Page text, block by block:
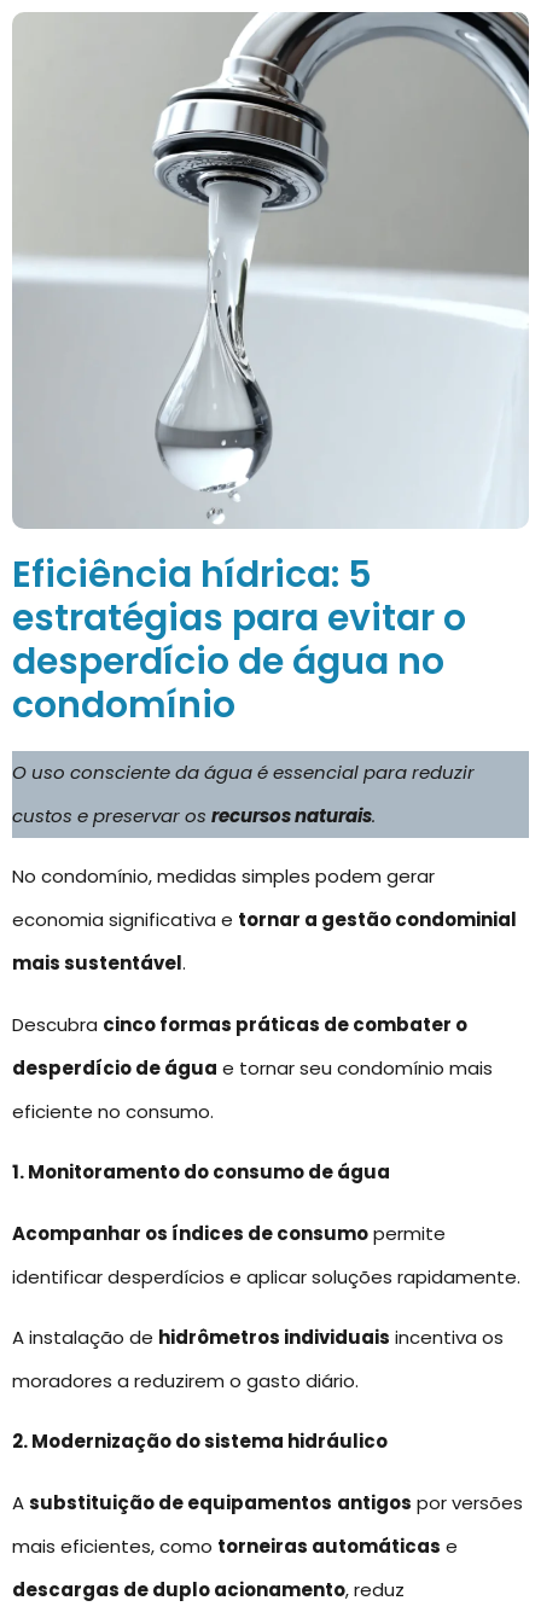
Eficiência hídrica: 5
estratégias para evitar o
desperdício de água no
condomínio
O uso consciente da água é essencial para reduzir
custos e preservar os recursos naturais.
No condomínio, medidas simples podem gerar
economia significativa e tornar a gestão condominial
mais sustentável.
Descubra cinco formas práticas de combater o
desperdício de água e tornar seu condomínio mais
eficiente no consumo.
1. Monitoramento do consumo de água
Acompanhar os índices de consumopermite
identificar desperdícios e aplicar soluções rapidamente.
A instalação de hidrômetros individuais incentiva os
moradores a reduzirem o gasto diário.
2. Modernização do sistema hidráulico
Asubstituição de equipamentos antigos por versões
mais eficientes, como torneiras automáticas e
descargas de duplo acionamento, reduz